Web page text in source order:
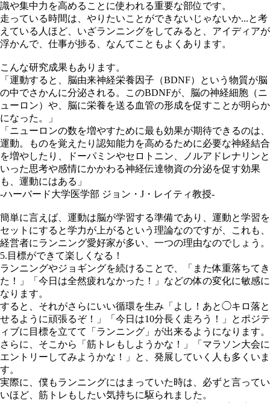
識や集中力を高めることに使われる重要な部位です。
走っている時間は、やりたいことができないじゃないか...と考
えている人ほど、いざランニングをしてみると、アイディアが
浮かんで、仕事が捗る、なんてこともよくあります。
こんな研究成果もあります。
「運動すると、脳由来神経栄養因子（BDNF）という物質が脳
の中でさかんに分泌される。このBDNFが、脳の神経細胞（ニ
ューロン）や、脳に栄養を送る血管の形成を促すことが明らか
になった。」
「ニューロンの数を増やすために最も効果が期待できるのは、
運動。ものを覚えたり認知能力を高めるために必要な神経結合
を増やしたり、ドーパミンやセロトニン、ノルアドレナリンと
いった思考や感情にかかわる神経伝達物資の分泌を促す効果
も、運動にはある」
-ハーバード大学医学部 ジョン・J・レイティ教授-
簡単に言えば、運動は脳が学習する準備であり、運動と学習を
セットにすると学力が上がるという理論なのですが、これも、
経営者にランニング愛好家が多い、一つの理由なのでしょう。
5.目標ができて楽しくなる！
ランニングやジョギングを続けることで、「また体重落ちてき
た！」「今日は全然疲れなかった！」などの体の変化に敏感に
なります。
すると、それがさらにいい循環を生み「よし！あと◯キロ落と
せるように頑張るぞ！」「今日は10分長く走ろう！」とポジテ
ィブに目標を立てて「ランニング」が出来るようになります。
さらに、そこから「筋トレもしようかな！」「マラソン大会に
エントリーしてみようかな！」と、発展していく人も多くいま
す。
実際に、僕もランニングにはまっていた時は、必ずと言ってい
いほど、筋トレもしたい気持ちに駆られました。